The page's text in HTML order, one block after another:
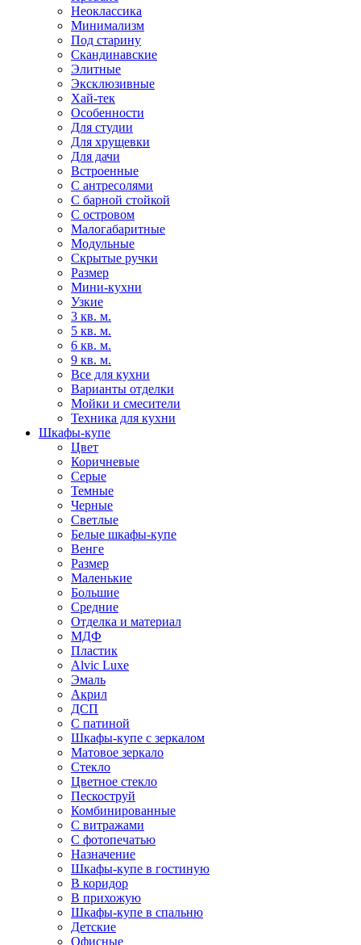
Неоклассика
Минимализм
Под старину
Скандинавские
Элитные
Эксклюзивные
Хай-тек
Особенности
Для студии
Для хрущевки
Для дачи
Встроенные
С антресолями
С барной стойкой
С островом
Малогабаритные
Модульные
Скрытые ручки
Размер
Мини-кухни
Узкие
3 кв. м.
5 кв. м.
6 кв. м.
9 кв. м.
Все для кухни
Варианты отделки
Мойки и смесители
Техника для кухни
Шкафы-купе
Цвет
Коричневые
Серые
Темные
Черные
Светлые
Белые шкафы-купе
Венге
Размер
Маленькие
Большие
Средние
Отделка и материал
МДФ
Пластик
Alvic Luxe
Эмаль
Акрил
ДСП
С патиной
Шкафы-купе с зеркалом
Матовое зеркало
Стекло
Цветное стекло
Пескоструй
Комбинированные
С витражами
С фотопечатью
Назначение
Шкафы-купе в гостиную
В коридор
В прихожую
Шкафы-купе в спальню
Детские
Офисные